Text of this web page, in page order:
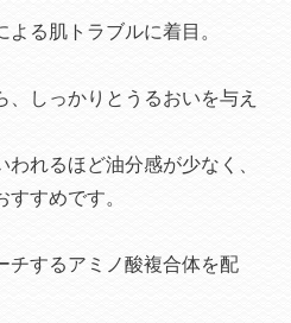
る肌トラブルに着目。
しっかりとうるおいを与え
れるほど油分感が少なく、
すめです。
チするアミノ酸複合体を配